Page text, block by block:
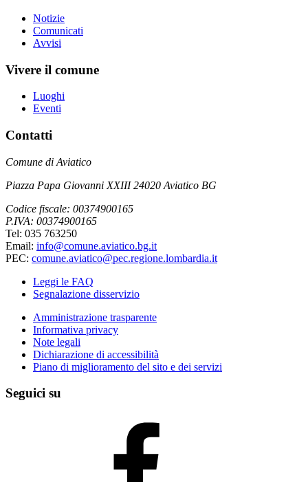
Notizie
Comunicati
Avvisi
Vivere il comune
Luoghi
Eventi
Contatti
Comune di Aviatico
Piazza Papa Giovanni XXIII 24020 Aviatico BG
Codice fiscale: 00374900165
P.IVA: 00374900165
Tel: 035 763250
Email: info@comune.aviatico.bg.it
PEC: comune.aviatico@pec.regione.lombardia.it
Leggi le FAQ
Segnalazione disservizio
Amministrazione trasparente
Informativa privacy
Note legali
Dichiarazione di accessibilità
Piano di miglioramento del sito e dei servizi
Seguici su